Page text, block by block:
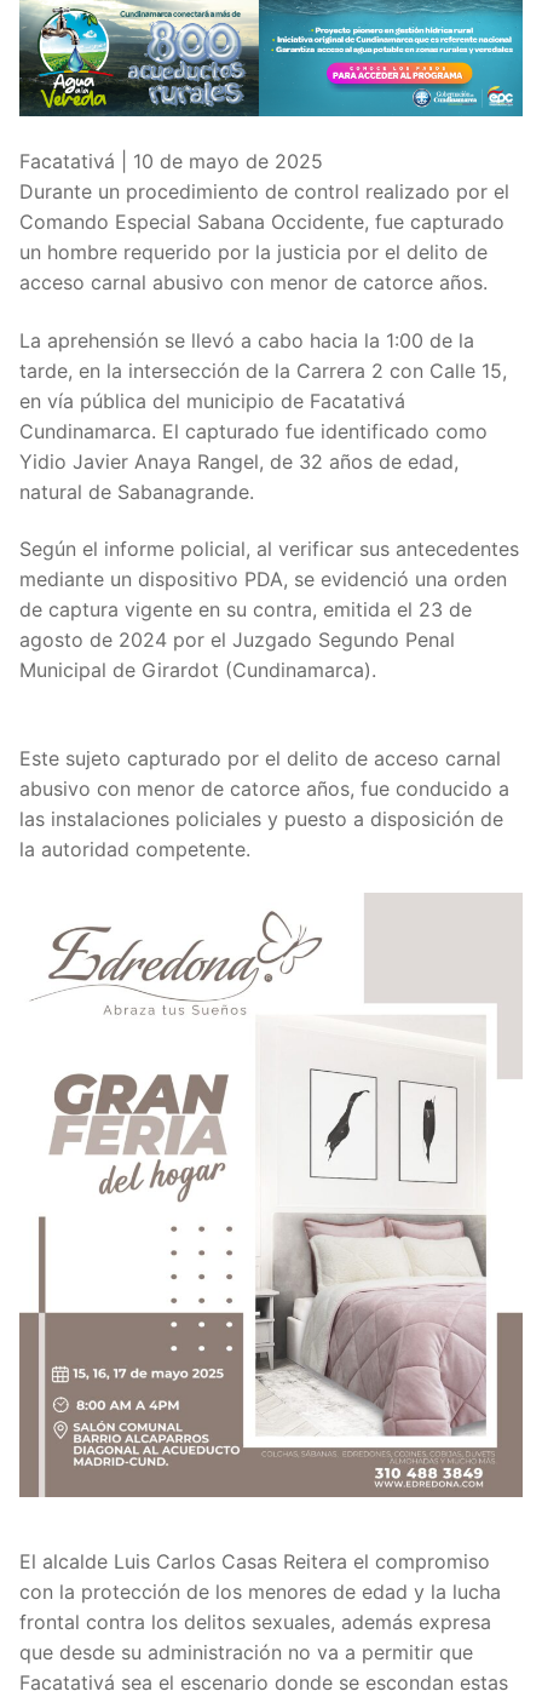
Facatativá | 10 de mayo de 2025
Durante un procedimiento de control realizado por el
Comando Especial Sabana Occidente, fue capturado
un hombre requerido por la justicia por el delito de
acceso carnal abusivo con menor de catorce años.
La aprehensión se llevó a cabo hacia la 1:00 de la
tarde, en la intersección de la Carrera 2 con Calle 15,
en vía pública del municipio de Facatativá
Cundinamarca. El capturado fue identificado como
Yidio Javier Anaya Rangel, de 32 años de edad,
natural de Sabanagrande.
Según el informe policial, al verificar sus antecedentes
mediante un dispositivo PDA, se evidenció una orden
de captura vigente en su contra, emitida el 23 de
agosto de 2024 por el Juzgado Segundo Penal
Municipal de Girardot (Cundinamarca).
Este sujeto capturado por el delito de acceso carnal
abusivo con menor de catorce años, fue conducido a
las instalaciones policiales y puesto a disposición de
la autoridad competente.
El alcalde Luis Carlos Casas Reitera el compromiso
con la protección de los menores de edad y la lucha
frontal contra los delitos sexuales, además expresa
que desde su administración no va a permitir que
Facatativá sea el escenario donde se escondan estas